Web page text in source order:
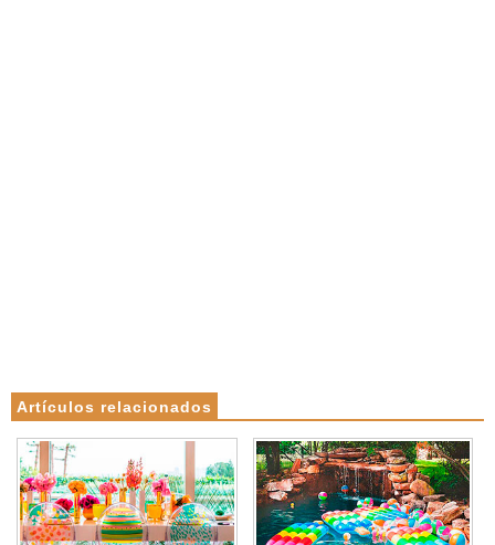
Artículos relacionados